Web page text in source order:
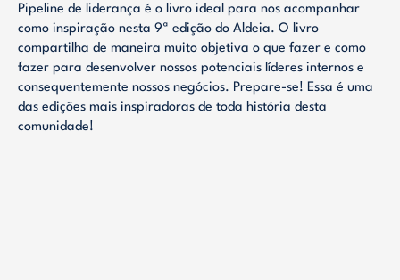
Pipeline de liderança é o livro ideal para nos acompanhar
como inspiração nesta 9ª edição do Aldeia. O livro
compartilha de maneira muito objetiva o que fazer e como
fazer para desenvolver nossos potenciais líderes internos e
consequentemente nossos negócios. Prepare-se! Essa é uma
das edições mais inspiradoras de toda história desta
comunidade!